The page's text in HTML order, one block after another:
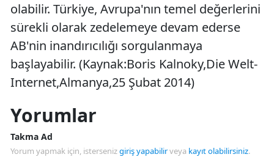
olabilir. Türkiye, Avrupa'nın temel değerlerini
sürekli olarak zedelemeye devam ederse
AB'nin inandırıcılığı sorgulanmaya
başlayabilir. (Kaynak:Boris Kalnoky,Die Welt-
Internet,Almanya,25 Şubat 2014)
Yorumlar
Takma Ad
Yorum yapmak için, istersenizgiriş yapabilirveya kayıt olabilirsiniz.